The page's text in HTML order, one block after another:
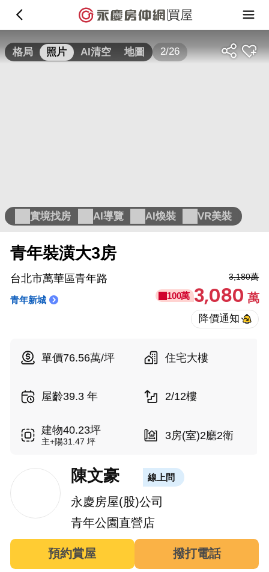
買屋
格局 照片 AI清空 地圖 2/26
實境找房 AI導覽 AI煥裝 VR美裝
青年裝潢大3房
台北市萬華區青年路
青年新城
3,180萬
100萬 3,080萬
單價76.56萬/坪 住宅大樓
屋齡39.3 年 2/12樓
建物40.23坪
主+陽31.47 坪 3房(室)2廳2衛
陳文豪 線上問
永慶房屋(股)公司
青年公園直營店
預約賞屋 撥打電話